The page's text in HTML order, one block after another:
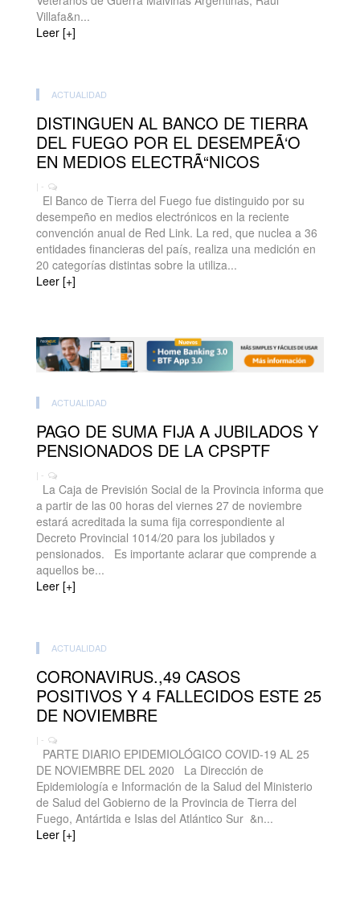
Villafa&n...
Leer [+]
ACTUALIDAD
DISTINGUEN AL BANCO DE TIERRA
DEL FUEGO POR EL DESEMPEÃ‘O
EN MEDIOS ELECTRÃ“NICOS
| -
El Banco de Tierra del Fuego fue distinguido por su
desempeño en medios electrónicos en la reciente
convención anual de Red Link. La red, que nuclea a 36
entidades financieras del país, realiza una medición en
20 categorías distintas sobre la utiliza...
Leer [+]
ACTUALIDAD
PAGO DE SUMA FIJA A JUBILADOS Y
PENSIONADOS DE LA CPSPTF
| -
La Caja de Previsión Social de la Provincia informa que
a partir de las 00 horas del viernes 27 de noviembre
estará acreditada la suma fija correspondiente al
Decreto Provincial 1014/20 para los jubilados y
pensionados. Es importante aclarar que comprende a
aquellos be...
Leer [+]
ACTUALIDAD
CORONAVIRUS.,49 CASOS
POSITIVOS Y 4 FALLECIDOS ESTE 25
DE NOVIEMBRE
| -
PARTE DIARIO EPIDEMIOLÓGICO COVID-19 AL 25
DE NOVIEMBRE DEL 2020 La Dirección de
Epidemiología e Información de la Salud del Ministerio
de Salud del Gobierno de la Provincia de Tierra del
Fuego, Antártida e Islas del Atlántico Sur &n...
Leer [+]